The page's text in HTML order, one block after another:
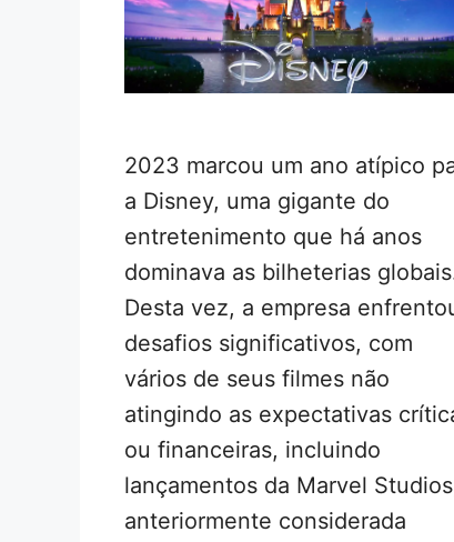
2023 marcou um ano atípico
a Disney, uma gigante do
entretenimento que há anos
dominava as bilheterias
Desta vez, a empresa
desafios significativos, com
vários de seus filmes não
atingindo as expectativas
ou financeiras, incluindo
lançamentos da Marvel
anteriormente considerada